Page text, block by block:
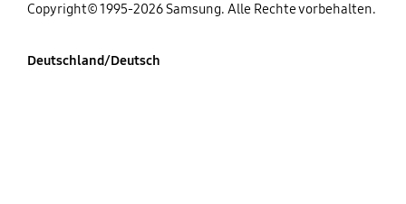
Copyright© 1995-2026 Samsung. Alle Rechte vorbehalten.
Deutschland/Deutsch